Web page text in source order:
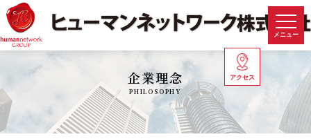
メニュー
アクセス
企業理念
PHILOSOPHY